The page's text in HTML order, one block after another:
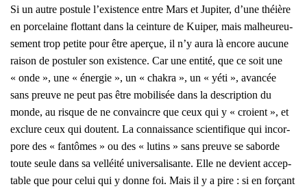
Si un autre pos­tule l’existence entre Mars et Jupi­ter, d’une théière
en por­ce­laine flot­tant dans la cein­ture de Kui­per, mais mal­heu­reu­
se­ment trop petite pour être aper­çue, il n’y aura là encore aucune
rai­son de pos­tu­ler son exis­tence. Car une enti­té, que ce soit une
« onde », une « éner­gie », un « cha­kra », un « yéti », avan­cée
sans preuve ne peut pas être mobi­li­sée dans la des­crip­tion du
monde, au risque de ne convaincre que ceux qui y « croient », et
exclure ceux qui doutent. La connais­sance scien­ti­fique qui incor­
pore des « fan­tômes » ou des « lutins » sans preuve se saborde
toute seule dans sa vel­léi­té uni­ver­sa­li­sante. Elle ne devient accep­
table que pour celui qui y donne foi. Mais il y a pire : si en for­çant